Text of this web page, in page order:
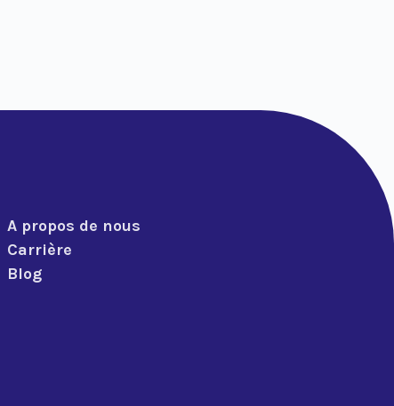
A propos de nous
Carrière
Blog